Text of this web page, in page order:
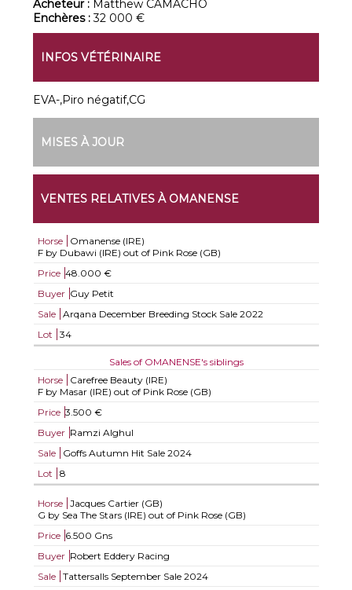
Acheteur : Matthew CAMACHO
Enchères :32 000 €
INFOS VÉTÉRINAIRE
EVA-,Piro négatif,CG
MISES À JOUR
VENTES RELATIVES À OMANENSE
Horse
Omanense (IRE)
F by Dubawi (IRE) out of Pink Rose (GB)
Price 48.000 €
Buyer Guy Petit
Sale
Arqana December Breeding Stock Sale 2022
Lot
34
Sales of OMANENSE's siblings
Horse
Carefree Beauty (IRE)
F by Masar (IRE) out of Pink Rose (GB)
Price 3.500 €
Buyer Ramzi Alghul
Sale
Goffs Autumn Hit Sale 2024
Lot
8
Horse
Jacques Cartier (GB)
G by Sea The Stars (IRE) out of Pink Rose (GB)
Price 6.500 Gns
Buyer Robert Eddery Racing
Sale
Tattersalls September Sale 2024